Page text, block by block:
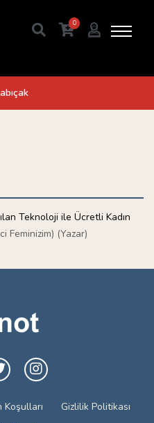
0
Teknoloji ile Ücretli Kadın
Feminizim) (Yazar)
Koşulları
Gizlilik Politikası